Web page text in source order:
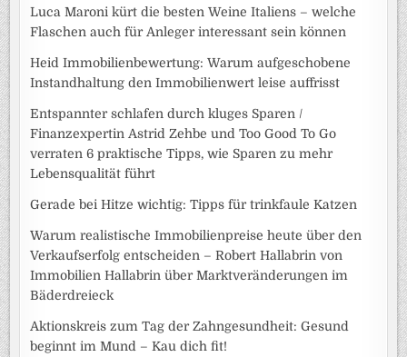
Luca Maroni kürt die besten Weine Italiens – welche
Flaschen auch für Anleger interessant sein können
Heid Immobilienbewertung: Warum aufgeschobene
Instandhaltung den Immobilienwert leise auffrisst
Entspannter schlafen durch kluges Sparen /
Finanzexpertin Astrid Zehbe und Too Good To Go
verraten 6 praktische Tipps, wie Sparen zu mehr
Lebensqualität führt
Gerade bei Hitze wichtig: Tipps für trinkfaule Katzen
Warum realistische Immobilienpreise heute über den
Verkaufserfolg entscheiden – Robert Hallabrin von
Immobilien Hallabrin über Marktveränderungen im
Bäderdreieck
Aktionskreis zum Tag der Zahngesundheit: Gesund
beginnt im Mund – Kau dich fit!